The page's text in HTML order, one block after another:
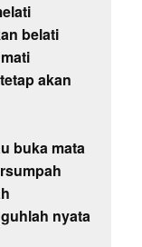
belati
akan
buka mata
nyata